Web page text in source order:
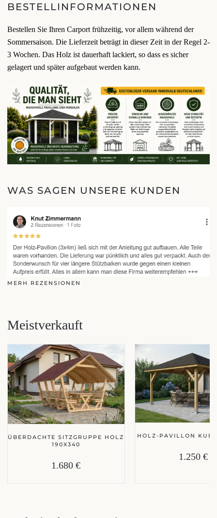
BESTELLINFORMATIONEN
Bestellen Sie Ihren Carport frühzeitig, vor allem während der
Sommersaison. Die Lieferzeit beträgt in dieser Zeit in der Regel 2-
3 Wochen. Das Holz ist dauerhaft lackiert, so dass es sicher
gelagert und später aufgebaut werden kann.
WAS SAGEN UNSERE KUNDEN
MERH REZENSIONEN
Meistverkauft
ÜBERDACHTE SITZGRUPPE HOLZ
190X340
1.680 €
HOLZ-PAVILLON
1.250 €